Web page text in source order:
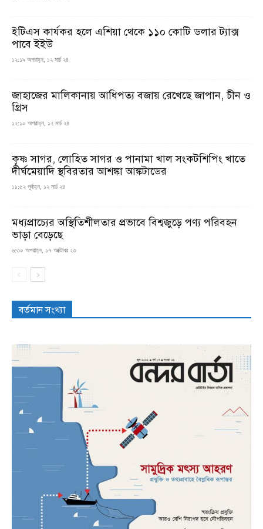
ইটিএস কার্যকর হলে এশিয়া থেকে ১১০ কোটি ডলার ট্যাক্স
পাবে ইইউ
১২:১৯ অপরাহ্ন, ১২ মার্চ ২৪
জাহাজের মালিকানায় আধিপত্য বজায় রেখেছে জাপান, চীন ও
গ্রিস
১২:১০ অপরাহ্ন, ১২ মার্চ ২৪
কৃষ্ণ সাগর, লোহিত সাগর ও পানামা খাল সংকটশিপিং খাতে
দীর্ঘমেয়াদি স্থবিরতার আশঙ্কা আঙ্কটাডের
১১:৫২ পূর্বাহ্ন, ১২ মার্চ ২৪
মধ্যপ্রাচ্যের অস্থিতিশীলতার প্রভাবে বিশ্বজুড়ে পণ্য পরিবহন
ভাড়া বেড়েছে
৬:৩০ অপরাহ্ন, ১৭ অক্টোবর ২৩
বর্তমান সংখ্যা